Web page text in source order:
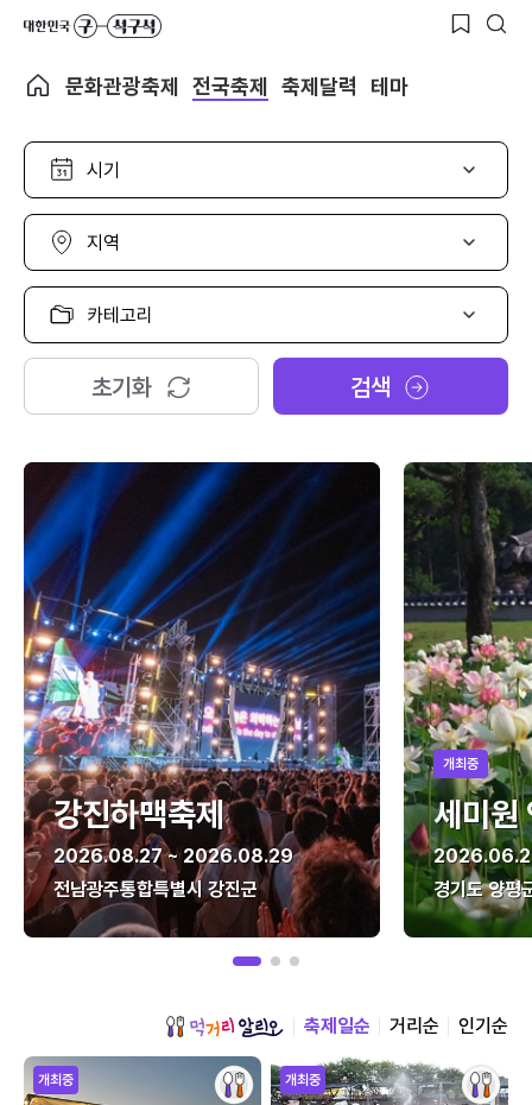
문화관광축제 전국축제 축제달력 테마
시
선
택
지
선
택
카
고
리
택
초기화 검색
강진하맥축제
2026.08.27 ~ 2026.08.29
전남광주통합특별시 강진군
개최중
세미원
경기도 양평
축제일순 거리순 인기순
개최중 개최중